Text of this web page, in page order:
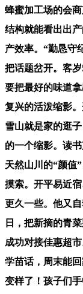
蜂蜜加工场的会
结构就能看出出
产效率。“勤恳守
把话题岔开。客
要把最好的味道
复兴的活泼缩影
雪山就是家的逛
的一个缩影。读
天然山川的“颜值
摸索。开平易近
更久一些。他又
日，把新摘的青
成功对接佳惠超
学苗话，周末能
变样了！孩子们